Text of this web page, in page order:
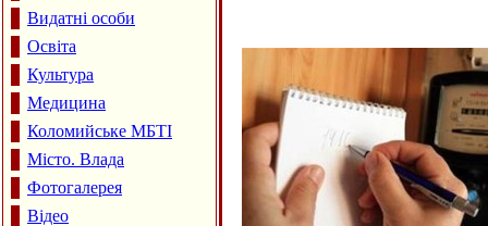
Видатні особи
Освіта
Культура
Медицина
Коломийське МБТІ
Місто. Влада
Фотогалерея
Відео